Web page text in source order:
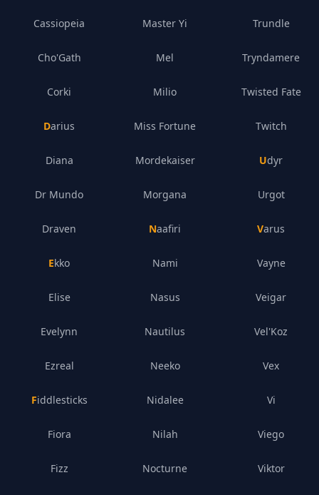
Cassiopeia
Cho'Gath
Corki
Darius
Diana
Dr Mundo
Draven
Ekko
Elise
Evelynn
Ezreal
Fiddlesticks
Fiora
Fizz
Master Yi
Mel
Milio
Miss Fortune
Mordekaiser
Morgana
Naafiri
Nami
Nasus
Nautilus
Neeko
Nidalee
Nilah
Nocturne
Trundle
Tryndamere
Twisted Fate
Twitch
Udyr
Urgot
Varus
Vayne
Veigar
Vel'Koz
Vex
Vi
Viego
Viktor